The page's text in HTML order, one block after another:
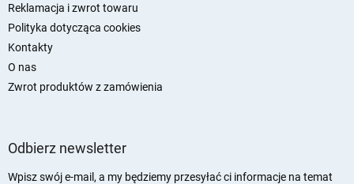
Reklamacja i zwrot towaru
Polityka dotycząca cookies
Kontakty
O nas
Zwrot produktów z zamówienia
Odbierz newsletter
Wpisz swój e-mail, a my będziemy przesyłać ci informacje na temat